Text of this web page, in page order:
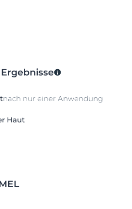
nach nur einer Anwendung
Haut